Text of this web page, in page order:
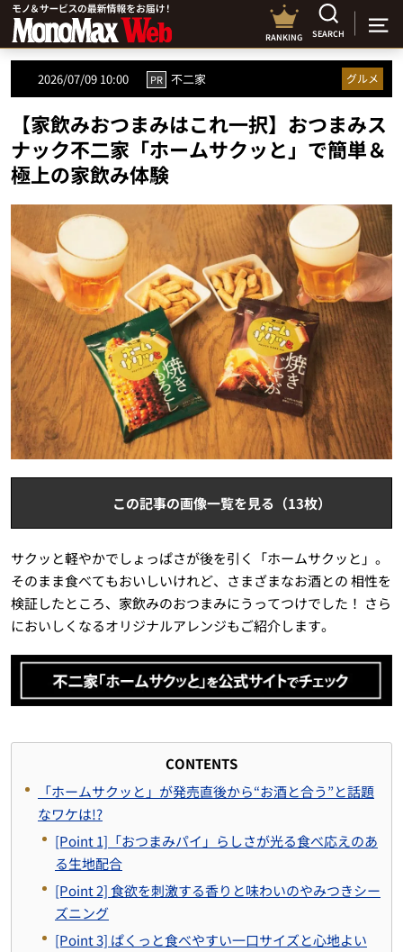
RANKING SEARCH
2026/07/09 10:00 PR 不二家 グルメ
【家飲みおつまみはこれ一択】おつまみス
ナック不二家「ホームサクッと」で簡単＆
極上の家飲み体験
この記事の画像一覧を見る（13枚）
サクッと軽やかでしょっぱさが後を引く「ホームサクッと」。
そのまま食べてもおいしいけれど、さまざまなお酒との 相性を
検証したところ、家飲みのおつまみにうってつけでした！ さら
においしくなるオリジナルアレンジもご紹介します。
CONTENTS
「ホームサクッと」が発売直後から“お酒と合う”と話題
なワケは!?
[Point 1]「おつまみパイ」らしさが光る食べ応えのあ
る生地配合
[Point 2] 食欲を刺激する香りと味わいのやみつきシー
ズニング
[Point 3] ぱくっと食べやすい一口サイズと心地よい